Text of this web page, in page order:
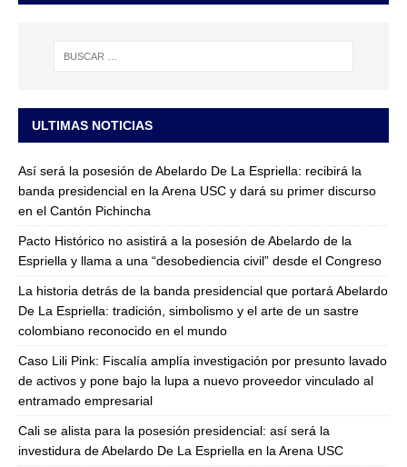
ULTIMAS NOTICIAS
Así será la posesión de Abelardo De La Espriella: recibirá la
banda presidencial en la Arena USC y dará su primer discurso
en el Cantón Pichincha
Pacto Histórico no asistirá a la posesión de Abelardo de la
Espriella y llama a una “desobediencia civil” desde el Congreso
La historia detrás de la banda presidencial que portará Abelardo
De La Espriella: tradición, simbolismo y el arte de un sastre
colombiano reconocido en el mundo
Caso Lili Pink: Fiscalía amplía investigación por presunto lavado
de activos y pone bajo la lupa a nuevo proveedor vinculado al
entramado empresarial
Cali se alista para la posesión presidencial: así será la
investidura de Abelardo De La Espriella en la Arena USC